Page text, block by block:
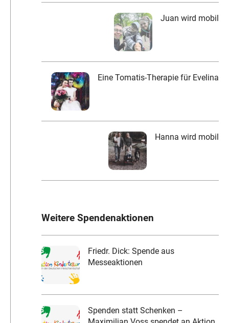
Juan wird mobil
Eine Tomatis-Therapie für Evelina
Hanna wird mobil
Weitere Spendenaktionen
Friedr. Dick: Spende aus
Messeaktionen
Spenden statt Schenken –